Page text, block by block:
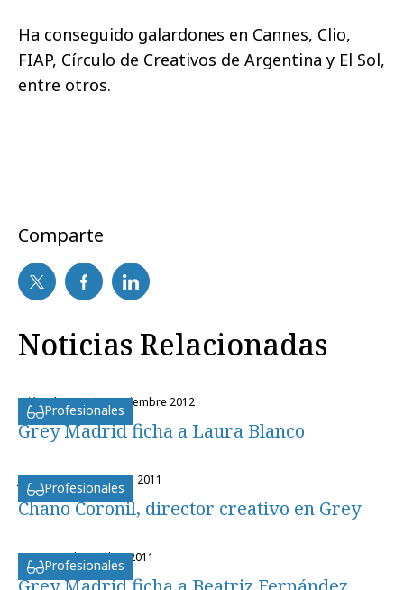
Ha conseguido galardones en Cannes, Clio,
FIAP, Círculo de Creativos de Argentina y El Sol,
entre otros.
Comparte
Noticias Relacionadas
Profesionales
miércoles, 19 de septiembre 2012
Grey Madrid ficha a Laura Blanco
Profesionales
jueves, 1 de diciembre 2011
Chano Coronil, director creativo en Grey
Profesionales
martes, 4 de octubre 2011